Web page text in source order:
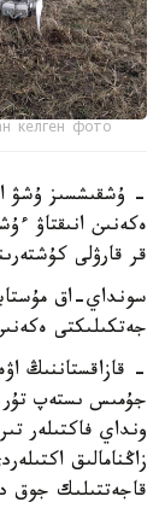
келген фото
- ۇشقىشسىز ۇشۋ
ەكەنىن انىقتاۋ
قر قارۋلى
سونداي-اق
جەتكىلىكتى
- قازاقستاننىڭ
جۇمىس ىستەپ تۇر.
ونداي فاكتىلەر
زاڭنامالىق
قاجەتتىلىك